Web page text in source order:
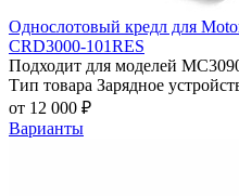
Однослотовый кредл для
СRD3000-101RES
Подходит для моделей
Тип товара Зарядное
от 12 000 ₽
Варианты